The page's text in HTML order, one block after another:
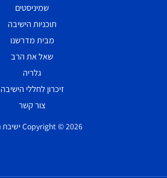
שמיניסטים
תוכניות הישיבה
מבית מדרשנו
שאל את הרב
גלריה
זיכרון לחללי הישיבה
צור קשר
Copyright © 2026 ישיבת הכותל